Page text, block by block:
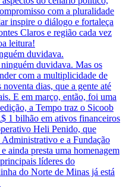
duvidava.